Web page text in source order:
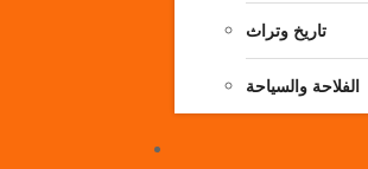
تاريخ وتراث
الفلاحة والسياحة